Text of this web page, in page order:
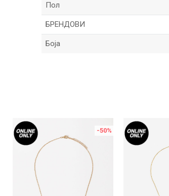
Пол
БРЕНДОВИ
Боја
-50%